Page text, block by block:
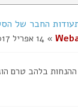
» 14 אפריל 2017, 16:33
בלהב טרם